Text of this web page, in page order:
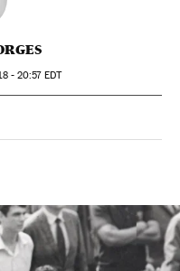
- 20:57EDT